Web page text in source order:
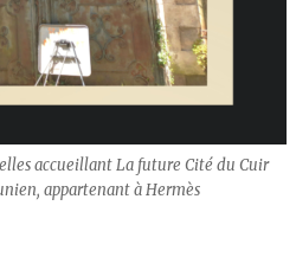
accueillant La future Cité du Cuir
appartenant à Hermès